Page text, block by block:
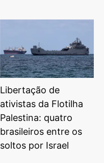
Libertação de
ativistas da Flotilha
Palestina: quatro
brasileiros entre os
soltos por Israel